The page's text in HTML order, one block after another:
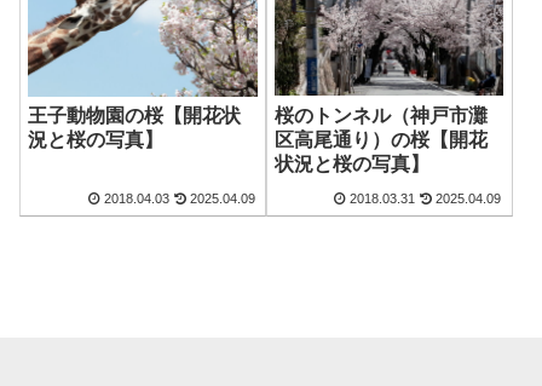
王子動物園の桜【開花状
況と桜の写真】
2018.04.03 2025.04.09
桜のトンネル（神戸市灘
区高尾通り）の桜【開花
状況と桜の写真】
2018.03.31 2025.04.09